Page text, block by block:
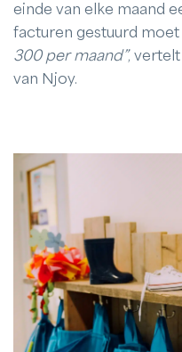
einde van elke maand
facturen gestuurd
300 per maand”,
van Njoy.